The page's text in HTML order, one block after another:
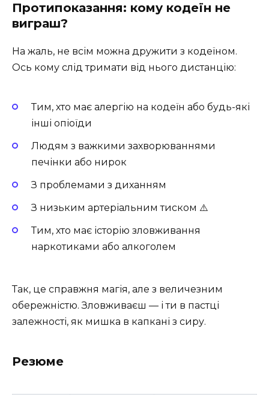
Протипоказання: кому кодеїн не
виграш?
На жаль, не всім можна дружити з кодеїном.
Ось кому слід тримати від нього дистанцію:
Тим, хто має алергію на кодеїн або будь-які
інші опіоїди
Людям з важкими захворюваннями
печінки або нирок
З проблемами з диханням
З низьким артеріальним тиском ⚠️
Тим, хто має історію зловживання
наркотиками або алкоголем
Так, це справжня магія, але з величезним
обережністю. Зловживаєш — і ти в пастці
залежності, як мишка в капкані з сиру.
Резюме